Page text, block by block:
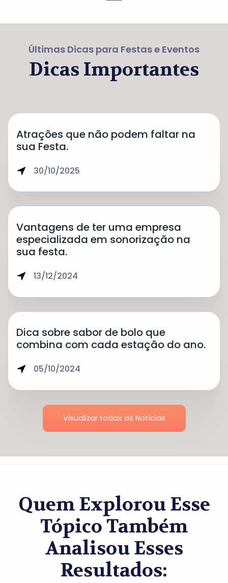
Últimas Dicas para Festas e Eventos
Dicas Importantes
Atrações que não podem faltar na
sua Festa.
30/10/2025
Vantagens de ter uma empresa
especializada em sonorização na
sua festa.
13/12/2024
Dica sobre sabor de bolo que
combina com cada estação do ano.
05/10/2024
Visualizar todas as Notícias
Quem Explorou Esse
Tópico Também
Analisou Esses
Resultados: